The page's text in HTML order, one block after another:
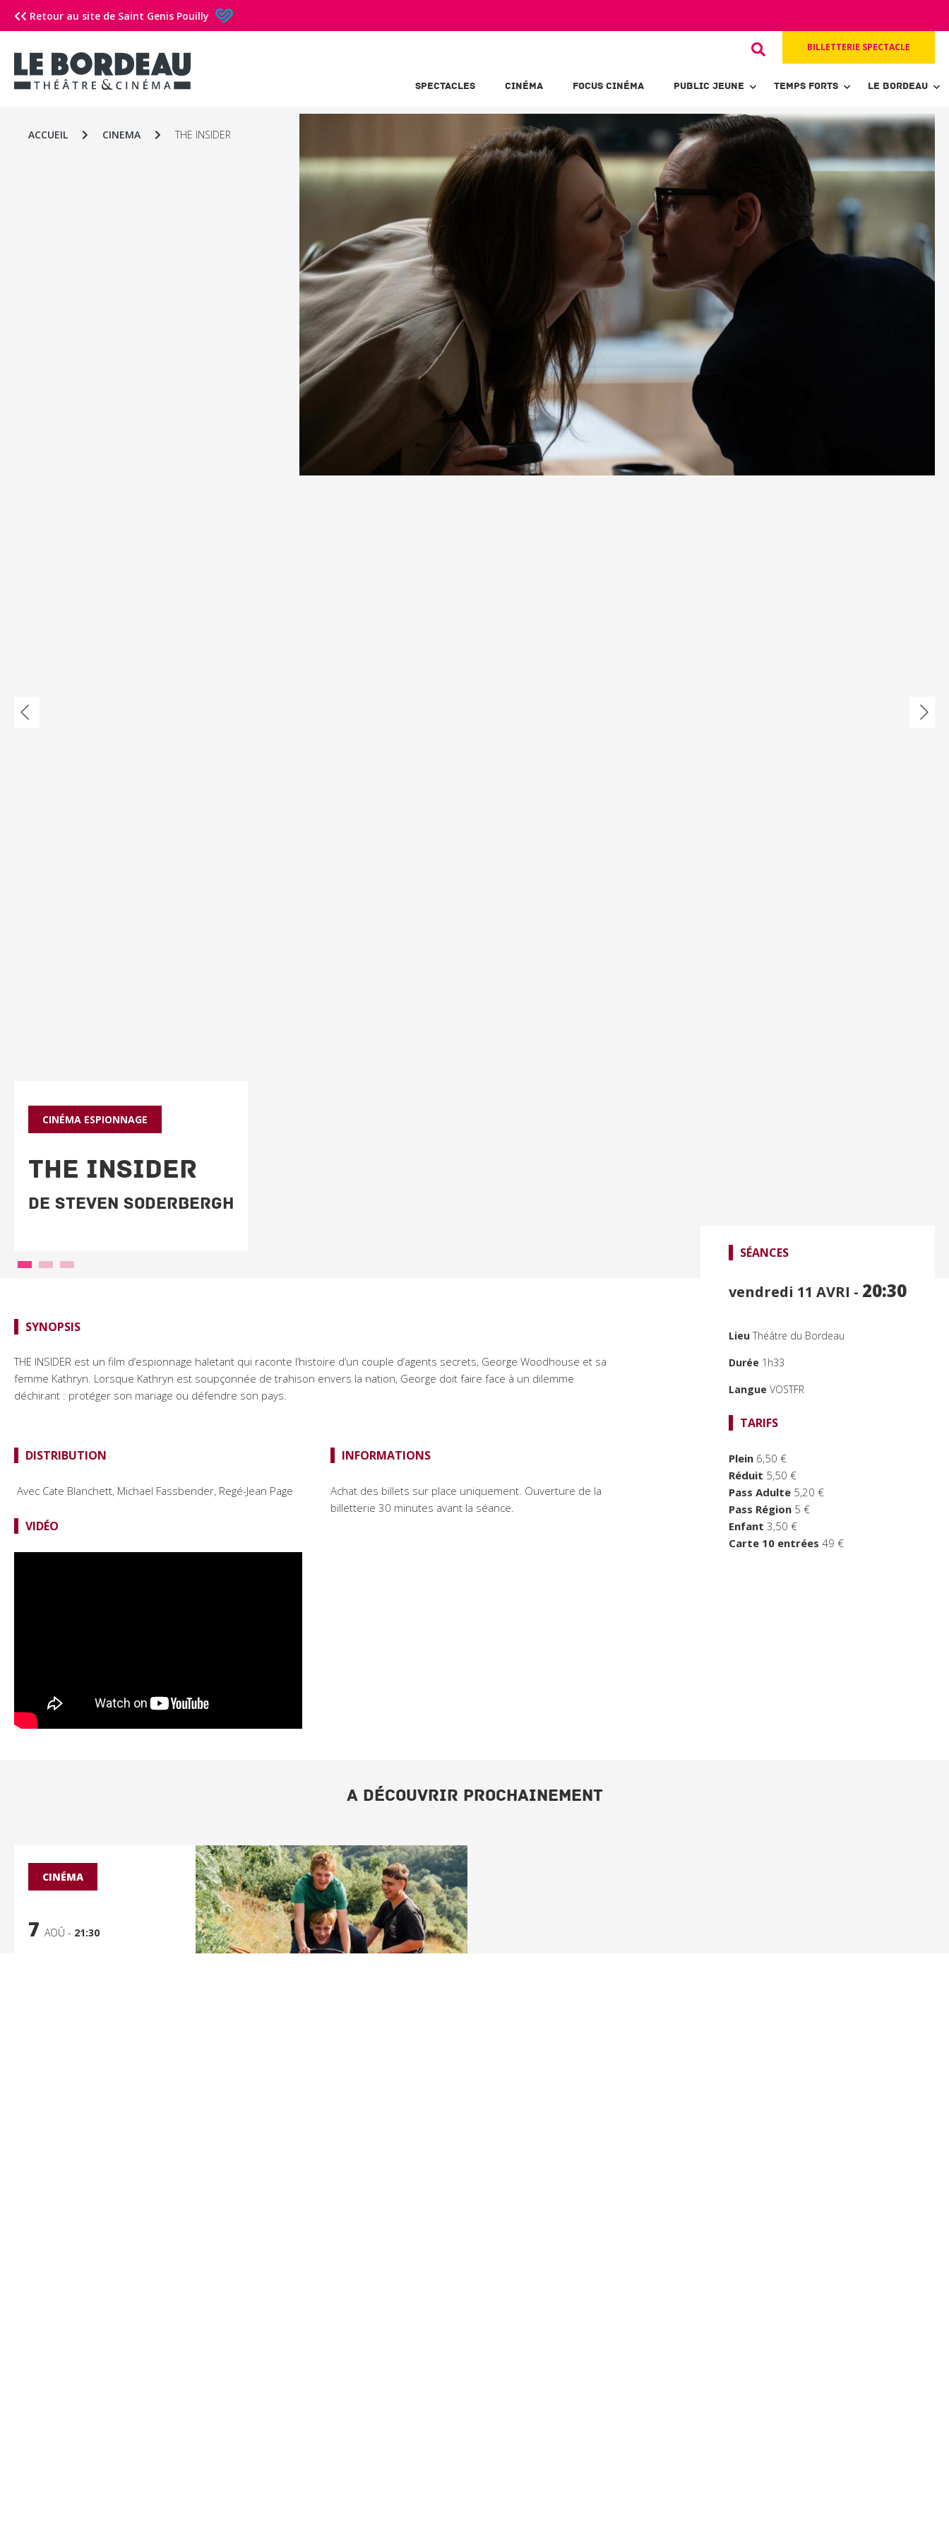
Retour au site de Saint Genis Pouilly
BILLETTERIE SPECTACLE
SPECTACLES CINÉMA FOCUS CINÉMA PUBLIC JEUNE TEMPS FORTS LE BORDEAU
ACCUEIL CINEMA THE INSIDER
CINÉMA ESPIONNAGE
THE INSIDER
De Steven Soderbergh
SÉANCES
vendredi 11 AVRI - 20:30
Lieu Théâtre du Bordeau
Durée 1h33
Langue VOSTFR
TARIFS
Plein 6,50 €
Réduit 5,50 €
Pass Adulte 5,20 €
Pass Région 5 €
Enfant 3,50 €
Carte 10 entrées 49 €
SYNOPSIS
THE INSIDER est un film d’espionnage haletant qui raconte l’histoire d’un couple d’agents secrets, George Woodhouse et sa
femme Kathryn. Lorsque Kathryn est soupçonnée de trahison envers la nation, George doit faire face à un dilemme
déchirant : protéger son mariage ou défendre son pays.
DISTRIBUTION
Avec Cate Blanchett, Michael Fassbender, Regé-Jean Page
VIDÉO
INFORMATIONS
Achat des billets sur place uniquement. Ouverture de la
billetterie 30 minutes avant la séance.
A DÉCOUVRIR PROCHAINEMENT
CINÉMA
7AOÛ - 21:30